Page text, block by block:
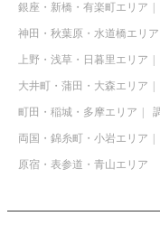
銀座・新橋・有楽町エリア
神田・秋葉原・水道橋エリア
上野・浅草・日暮里エリア
大井町・蒲田・大森エリア
町田・稲城・多摩エリア
両国・錦糸町・小岩エリア
原宿・表参道・青山エリア